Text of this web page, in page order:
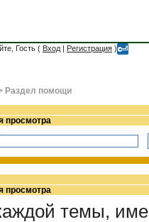
Гость ( Вход | Регистрация )
Раздел помощи
просмотра
просмотра
темы,